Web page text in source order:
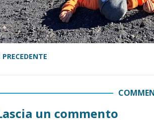
PRECEDENTE
un commento